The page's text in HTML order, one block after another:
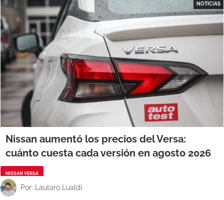
NOTICIAS
Nissan aumentó los precios del Versa:
cuánto cuesta cada versión en agosto 2026
NISSAN VERSA
Por: Lautaro Lualdi